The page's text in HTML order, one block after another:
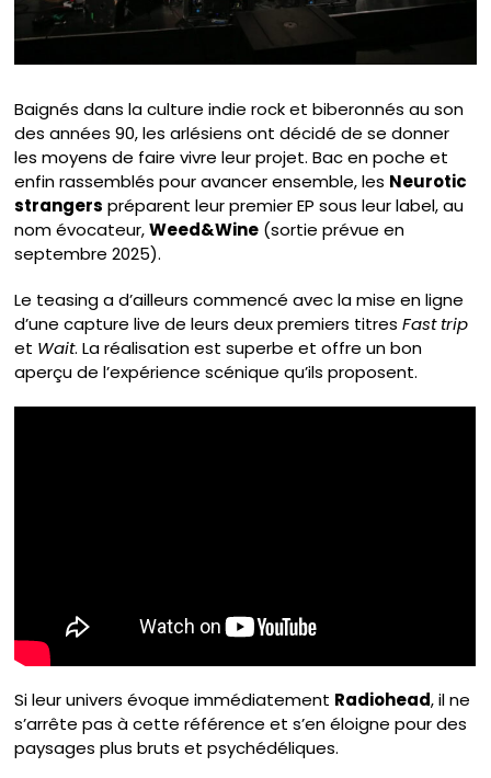
Baignés dans la culture indie rock et biberonnés au son
des années 90, les arlésiens ont décidé de se donner
les moyens de faire vivre leur projet. Bac en poche et
enfin rassemblés pour avancer ensemble, les Neurotic
strangers préparent leur premier EP sous leur label, au
nom évocateur,Weed&Wine (sortie prévue en
septembre 2025).
Le teasing a d’ailleurs commencé avec la mise en ligne
d’une capture live de leurs deux premiers titresFast trip
et Wait. La réalisation est superbe et offre un bon
aperçu de l’expérience scénique qu’ils proposent.
Si leur univers évoque immédiatement Radiohead, il ne
s’arrête pas à cette référence et s’en éloigne pour des
paysages plus bruts et psychédéliques.